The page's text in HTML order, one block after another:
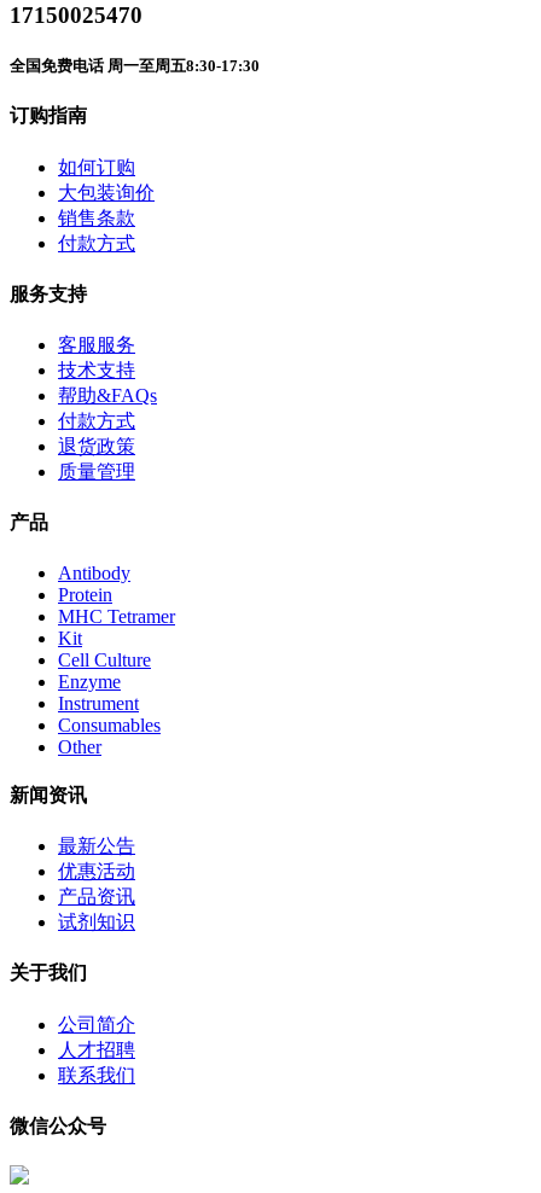
17150025470
全国免费电话 周一至周五8:30-17:30
订购指南
如何订购
大包装询价
销售条款
付款方式
服务支持
客服服务
技术支持
帮助&FAQs
付款方式
退货政策
质量管理
产品
Antibody
Protein
MHC Tetramer
Kit
Cell Culture
Enzyme
Instrument
Consumables
Other
新闻资讯
最新公告
优惠活动
产品资讯
试剂知识
关于我们
公司简介
人才招聘
联系我们
微信公众号